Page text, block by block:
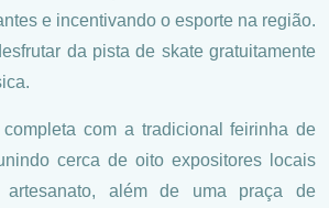
e incentivando o esporte na região.
da pista de skate gratuitamente
com a tradicional feirinha de
cerca de oito expositores locais
além de uma praça de